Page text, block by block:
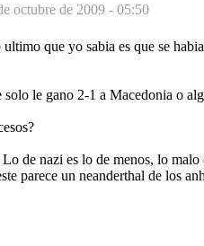
octubre de 2009 - 05:50
que yo sabia es que se
le gano 2-1 a Macedonia o
de nazi es lo de menos, lo
parece un neanderthal de los